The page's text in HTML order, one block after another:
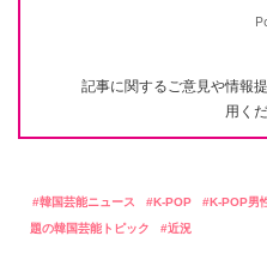
記事に関するご意見や情報
用く
韓国芸能ニュース K-POP K-POP男
題の韓国芸能トピック
近況